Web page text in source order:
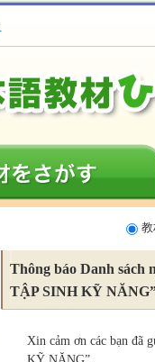
Thông báo Danh sách
TẬP SINH KỸ
Xin cảm ơn các bạn đã